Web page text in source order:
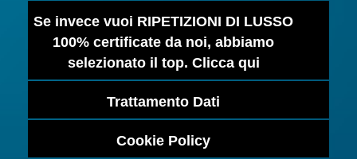
Se invece vuoi RIPETIZIONI DI LUSSO
100% certificate da noi, abbiamo
selezionato il top. Clicca qui
Trattamento Dati
Cookie Policy